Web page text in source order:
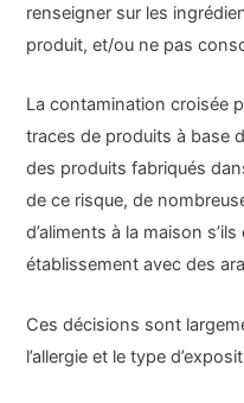
renseigner sur les
produit, et/ou ne pas
La contamination croisée
traces de produits à base
des produits fabriqués
de ce risque, de
d’aliments à la maison
établissement avec des
Ces décisions sont
l’allergie et le type